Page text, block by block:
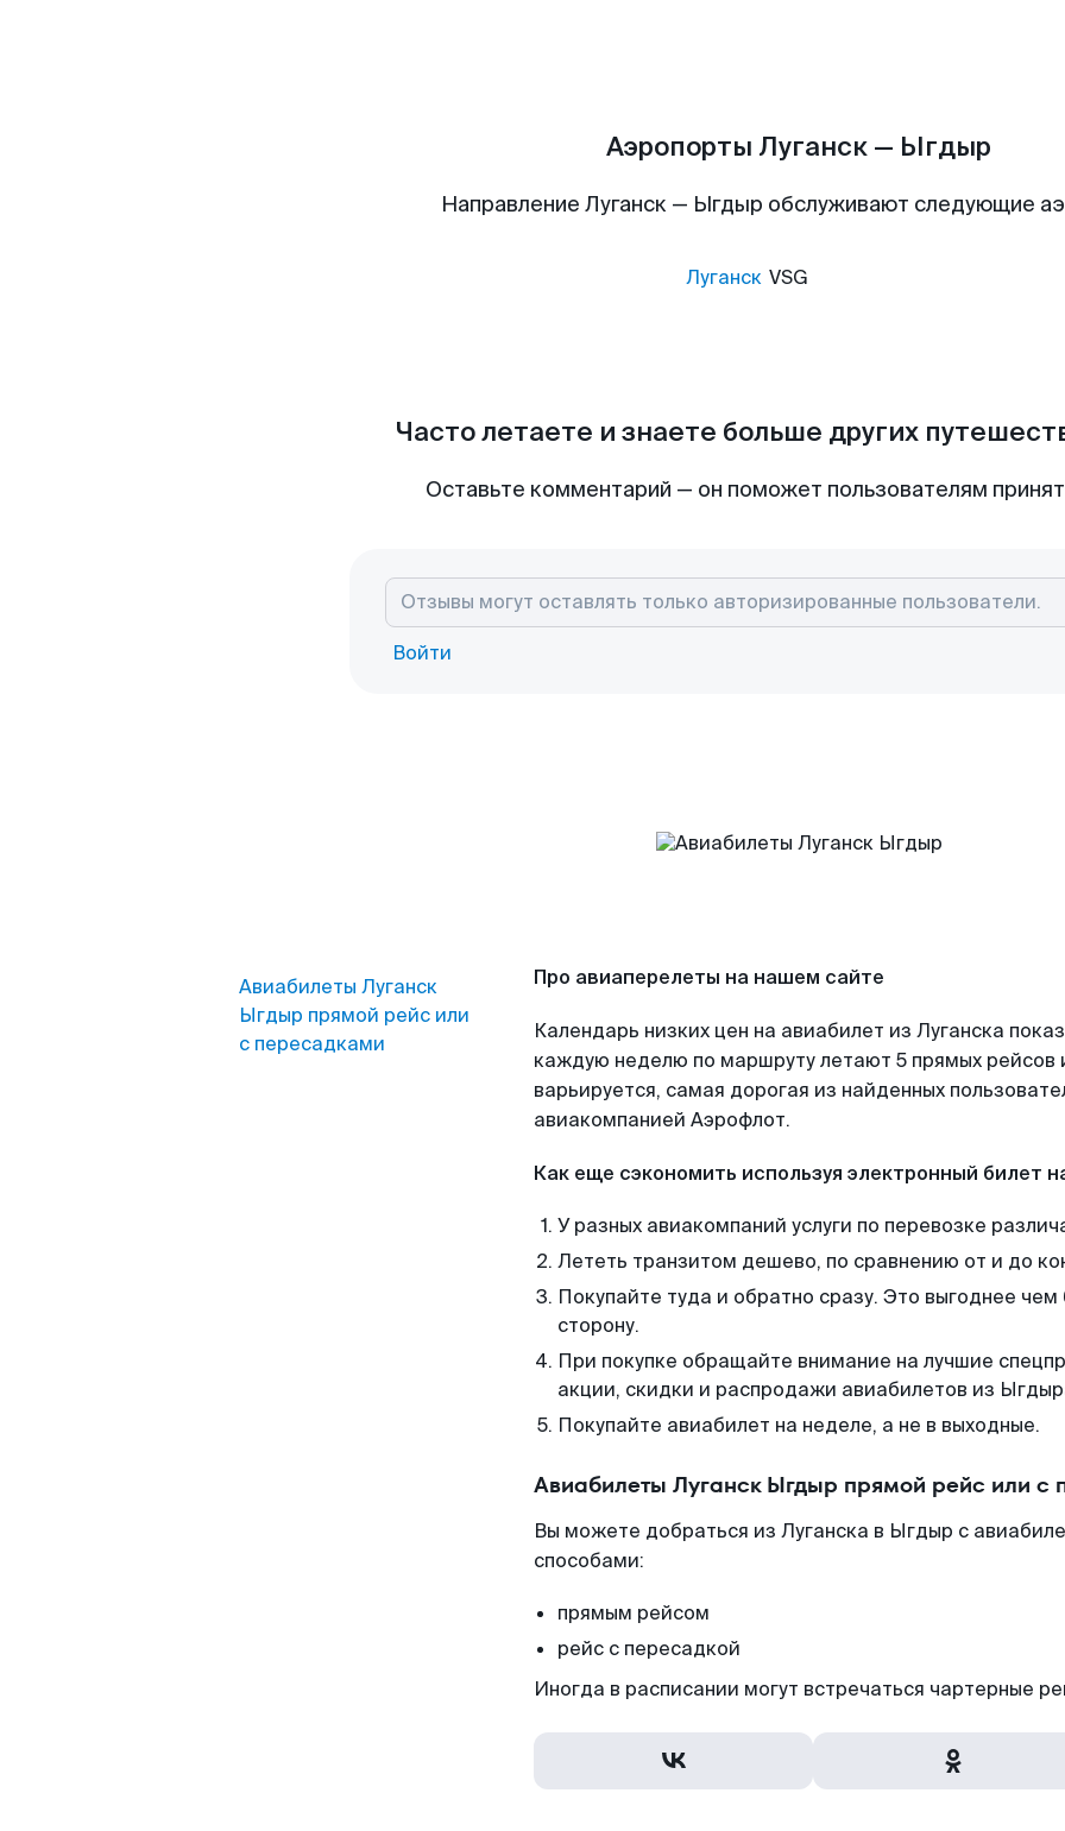
Аэропорты Луганск — Ыгдыр
Направление Луганск — Ыгдыр обслуживают следующие
Луганск VSG
Часто летаете и знаете больше других
Оставьте комментарий — он поможет пользователям
Войти
Авиабилеты Луганск
Ыгдыр прямой рейс или
с пересадками
Про авиаперелеты на нашем сайте
Календарь низких цен на авиабилет из Луганска
каждую неделю по маршруту летают 5 прямых рейсов
варьируется, самая дорогая из найденных
авиакомпанией Аэрофлот.
Как еще сэкономить используя электронный билет
У разных авиакомпаний услуги по перевозке
Лететь транзитом дешево, по сравнению от и до
Покупайте туда и обратно сразу. Это выгоднее
сторону.
При покупке обращайте внимание на лучшие
акции, скидки и распродажи авиабилетов из
Покупайте авиабилет на неделе, а не в выходные.
Авиабилеты Луганск Ыгдыр прямой рейс или с
Вы можете добраться из Луганска в Ыгдыр с
способами:
прямым рейсом
рейс с пересадкой
Иногда в расписании могут встречаться чартерные